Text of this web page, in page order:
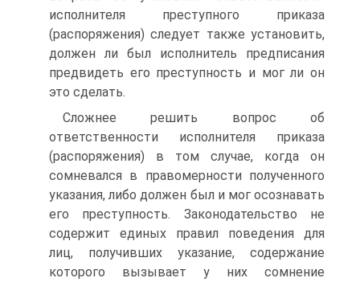
исполнителя преступного приказа
(распоряжения) следует также установить,
должен ли был исполнитель предписания
предвидеть его преступность и мог ли он
это сделать.
Сложнее решить вопрос об
ответственности исполнителя приказа
(распоряжения) в том случае, когда он
сомневался в правомерности полученного
указания, либо должен был и мог осознавать
его преступность. Законодательство не
содержит единых правил поведения для
лиц, получивших указание, содержание
которого вызывает у них сомнение